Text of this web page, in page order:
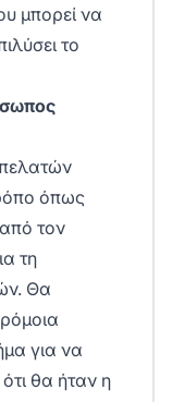
μπορεί να
το
όπως
τον
τη
Θα
για να
θα ήταν η